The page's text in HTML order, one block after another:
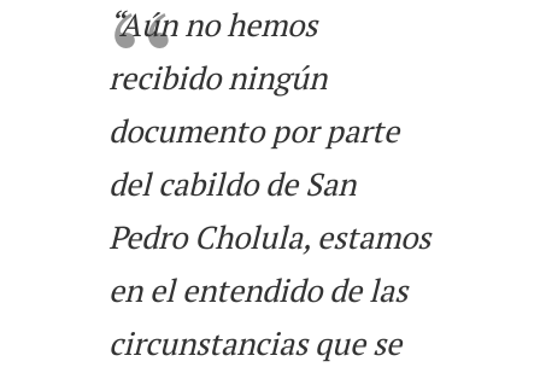
“Aún no hemos
recibido ningún
documento por parte
del cabildo de San
Pedro Cholula, estamos
en el entendido de las
circunstancias que se